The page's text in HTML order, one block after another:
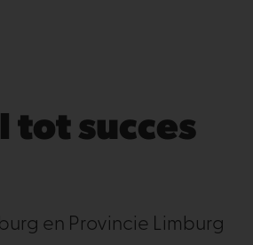
tot succes
en Provincie Limburg